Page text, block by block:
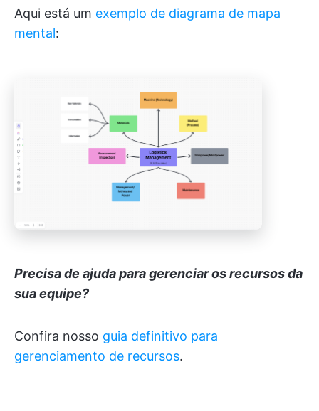
Aqui está um exemplo de diagrama de mapa
mental:
Precisa de ajuda para gerenciar os recursos da
sua equipe?
Confira nosso guia definitivo para
gerenciamento de recursos.